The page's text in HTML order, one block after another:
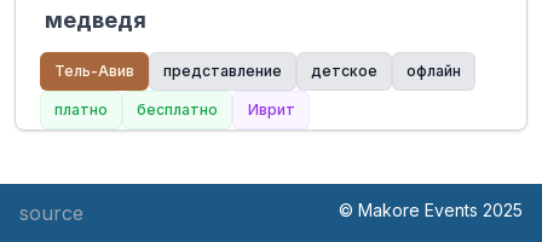
медведя
Тель-Авив представление детское офлайн
платно бесплатно Иврит
source © Makore Events 2025